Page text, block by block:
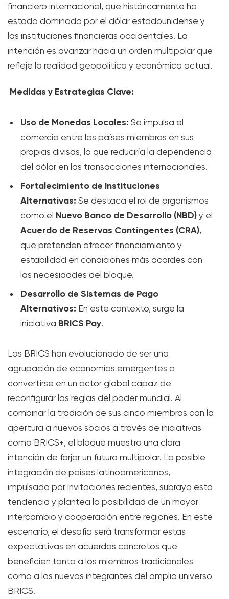
financiero internacional, que históricamente ha
estado dominado por el dólar estadounidense y
las instituciones financieras occidentales. La
intención es avanzar hacia un orden multipolar que
refleje la realidad geopolítica y económica actual.
Medidas y Estrategias Clave:
Uso de Monedas Locales: Se impulsa el
comercio entre los países miembros en sus
propias divisas, lo que reduciría la dependencia
del dólar en las transacciones internacionales.
Fortalecimiento de Instituciones
Alternativas: Se destaca el rol de organismos
como el Nuevo Banco de Desarrollo (NBD) y el
Acuerdo de Reservas Contingentes (CRA),
que pretenden ofrecer financiamiento y
estabilidad en condiciones más acordes con
las necesidades del bloque.
Desarrollo de Sistemas de Pago
Alternativos: En este contexto, surge la
iniciativa BRICS Pay.
Los BRICS han evolucionado de ser una
agrupación de economías emergentes a
convertirse en un actor global capaz de
reconfigurar las reglas del poder mundial. Al
combinar la tradición de sus cinco miembros con la
apertura a nuevos socios a través de iniciativas
como BRICS+, el bloque muestra una clara
intención de forjar un futuro multipolar. La posible
integración de países latinoamericanos,
impulsada por invitaciones recientes, subraya esta
tendencia y plantea la posibilidad de un mayor
intercambio y cooperación entre regiones. En este
escenario, el desafío será transformar estas
expectativas en acuerdos concretos que
beneficien tanto a los miembros tradicionales
como a los nuevos integrantes del amplio universo
BRICS.